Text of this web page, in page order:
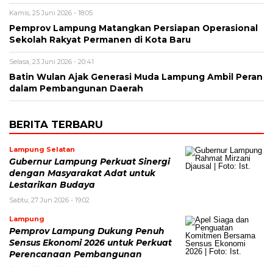
Kamis, 25 Juni 2026 - 18:05
Pemprov Lampung Matangkan Persiapan Operasional
Sekolah Rakyat Permanen di Kota Baru
Selasa, 23 Juni 2026 - 20:41
Batin Wulan Ajak Generasi Muda Lampung Ambil Peran
dalam Pembangunan Daerah
BERITA TERBARU
Lampung Selatan
Gubernur Lampung Perkuat Sinergi
dengan Masyarakat Adat untuk
Lestarikan Budaya
Sabtu, 27 Jun 2026 - 19:02
Lampung
Pemprov Lampung Dukung Penuh
Sensus Ekonomi 2026 untuk Perkuat
Perencanaan Pembangunan